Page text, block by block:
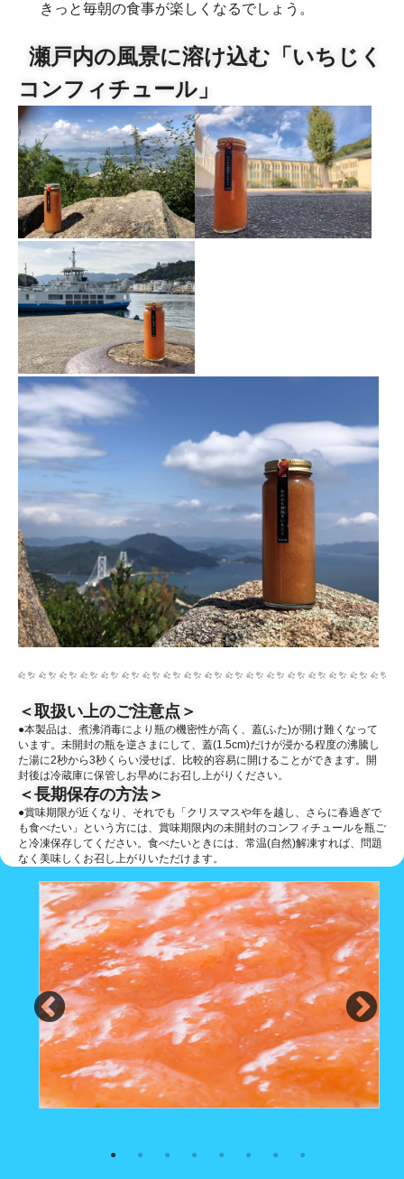
きっと毎朝の食事が楽しくなるでしょう。
瀬戸内の風景に溶け込む「いちじく
コンフィチュール」
＜取扱い上のご注意点＞
●本製品は、煮沸消毒により瓶の機密性が高く、蓋(ふた)が開け難くなって
います。未開封の瓶を逆さまにして、蓋(1.5cm)だけが浸かる程度の沸騰し
た湯に2秒から3秒くらい浸せば、比較的容易に開けることができます。開
封後は冷蔵庫に保管しお早めにお召し上がりください。
＜長期保存の方法＞
●賞味期限が近くなり、それでも「クリスマスや年を越し、さらに春過ぎで
も食べたい」という方には、賞味期限内の未開封のコンフィチュールを瓶ご
と冷凍保存してください。食べたいときには、常温(自然)解凍すれば、問題
なく美味しくお召し上がりいただけます。